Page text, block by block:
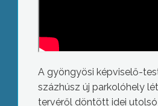
A gyöngyösi képviselő-
százhúsz új parkolóhely
tervéről döntött idei utolsó